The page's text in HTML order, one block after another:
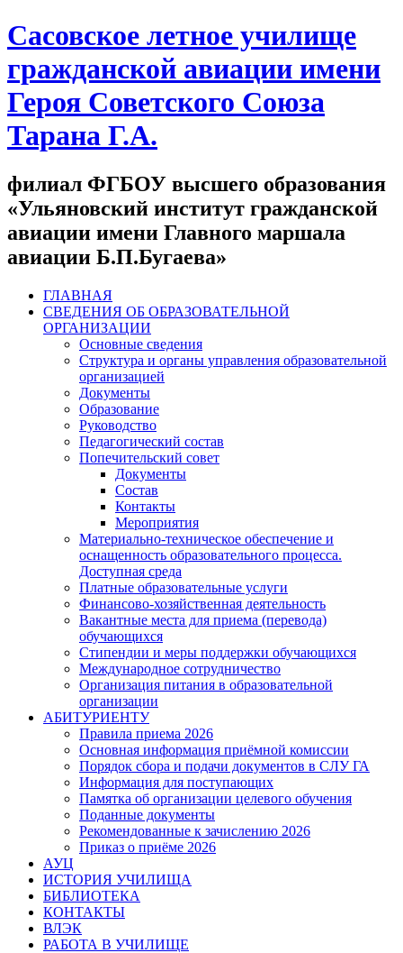
Сасовское летное училище
гражданской авиации имени
Героя Советского Союза
Тарана Г.А.
филиал ФГБОУ высшего образования
«Ульяновский институт гражданской
авиации имени Главного маршала
авиации Б.П.Бугаева»
ГЛАВНАЯ
СВЕДЕНИЯ ОБ ОБРАЗОВАТЕЛЬНОЙ
ОРГАНИЗАЦИИ
Основные сведения
Структура и органы управления образовательной
организацией
Документы
Образование
Руководство
Педагогический состав
Попечительский совет
Документы
Состав
Контакты
Мероприятия
Материально-техническое обеспечение и
оснащенность образовательного процесса.
Доступная среда
Платные образовательные услуги
Финансово-хозяйственная деятельность
Вакантные места для приема (перевода)
обучающихся
Стипендии и меры поддержки обучающихся
Международное сотрудничество
Организация питания в образовательной
организации
АБИТУРИЕНТУ
Правила приема 2026
Основная информация приёмной комиссии
Порядок сбора и подачи документов в СЛУ ГА
Информация для поступающих
Памятка об организации целевого обучения
Поданные документы
Рекомендованные к зачислению 2026
Приказ о приёме 2026
АУЦ
ИСТОРИЯ УЧИЛИЩА
БИБЛИОТЕКА
КОНТАКТЫ
ВЛЭК
РАБОТА В УЧИЛИЩЕ